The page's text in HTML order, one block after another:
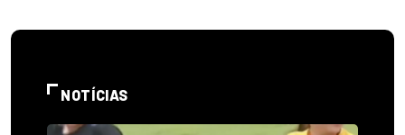
NOTÍCIAS